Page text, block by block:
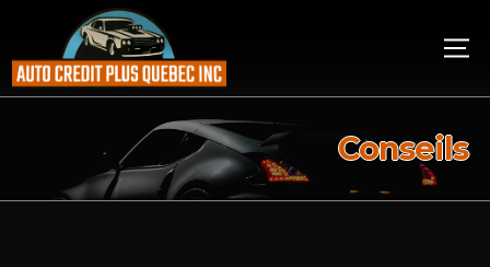
Conseils